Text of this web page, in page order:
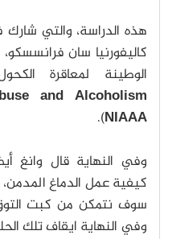
هذه الدراسة، والتي
كاليفورنيا سان
الوطينة لمعاقرة
and Alcoholism
NIAAA
).
وفي النهاية قال وانغ
كيفية عمل الدماغ
سوف نتمكن من كبت
وفي النهاية ايقاف تلك